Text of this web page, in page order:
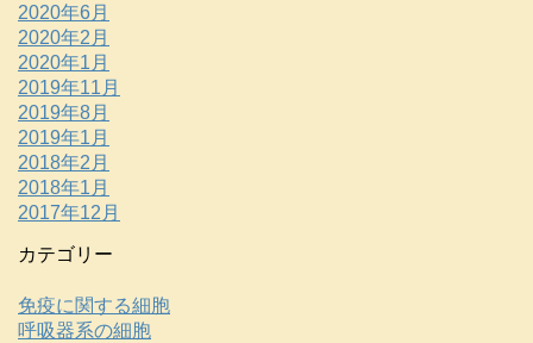
2020年6月
2020年2月
2020年1月
2019年11月
2019年8月
2019年1月
2018年2月
2018年1月
2017年12月
カテゴリー
免疫に関する細胞
呼吸器系の細胞